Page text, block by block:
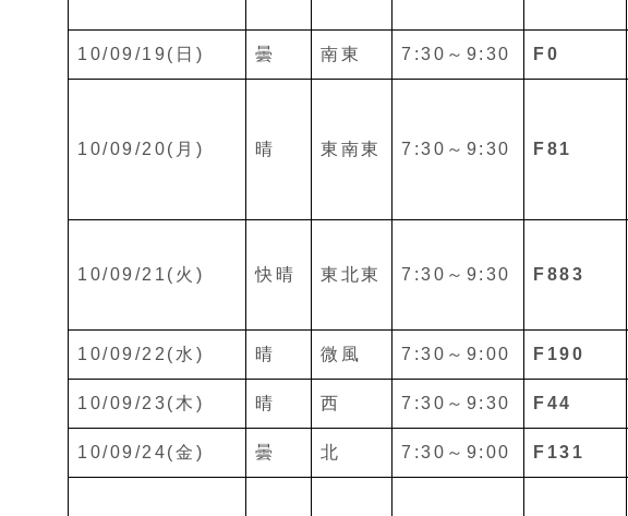
10/09/19(日) 曇 南東 7:30～9:30 F0
10/09/20(月) 晴 東南東 7:30～9:30 F81
10/09/21(火) 快晴 東北東 7:30～9:30 F883
10/09/22(水) 晴 微風 7:30～9:00 F190
10/09/23(木) 晴 西 7:30～9:30 F44
10/09/24(金) 曇 北 7:30～9:00 F131